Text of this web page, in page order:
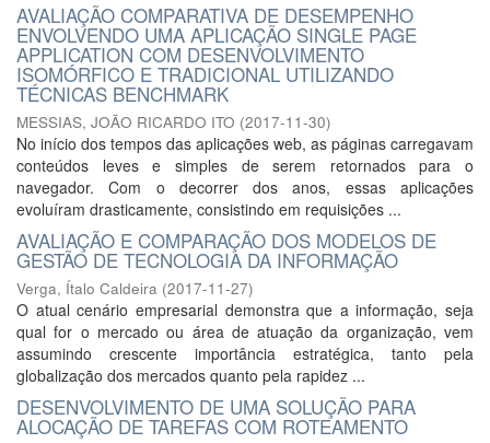
AVALIAÇÃO COMPARATIVA DE DESEMPENHO
ENVOLVENDO UMA APLICAÇÃO SINGLE PAGE
APPLICATION COM DESENVOLVIMENTO
ISOMÓRFICO E TRADICIONAL UTILIZANDO
TÉCNICAS BENCHMARK
MESSIAS, JOÃO RICARDO ITO (2017-11-30)
No início dos tempos das aplicações web, as páginas carregavam
conteúdos leves e simples de serem retornados para o
navegador. Com o decorrer dos anos, essas aplicações
evoluíram drasticamente, consistindo em requisições ...
AVALIAÇÃO E COMPARAÇÃO DOS MODELOS DE
GESTÃO DE TECNOLOGIA DA INFORMAÇÃO
Verga, Ítalo Caldeira (2017-11-27)
O atual cenário empresarial demonstra que a informação, seja
qual for o mercado ou área de atuação da organização, vem
assumindo crescente importância estratégica, tanto pela
globalização dos mercados quanto pela rapidez ...
DESENVOLVIMENTO DE UMA SOLUÇÃO PARA
ALOCAÇÃO DE TAREFAS COM ROTEAMENTO